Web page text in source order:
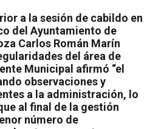
a la sesión de cabildo en
del Ayuntamiento de
Carlos Román Marín
del área de
Municipal afirmó “el
observaciones y
a la administración, lo
al final de la gestión
número de